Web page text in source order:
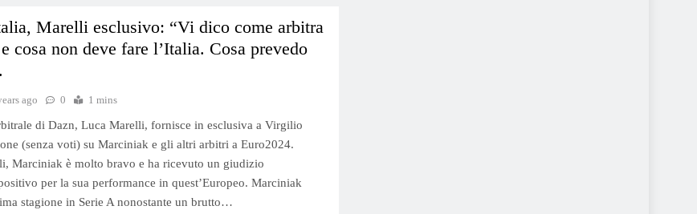
Marelli esclusivo: “Vi dico come arbitra
cosa non deve fare l’Italia. Cosa prevedo
ago 0 1 mins
di Dazn, Luca Marelli, fornisce in esclusiva a Virgilio
(senza voti) su Marciniak e gli altri arbitri a Euro2024.
Marciniak è molto bravo e ha ricevuto un giudizio
per la sua performance in quest’Europeo. Marciniak
stagione in Serie A nonostante un brutto…